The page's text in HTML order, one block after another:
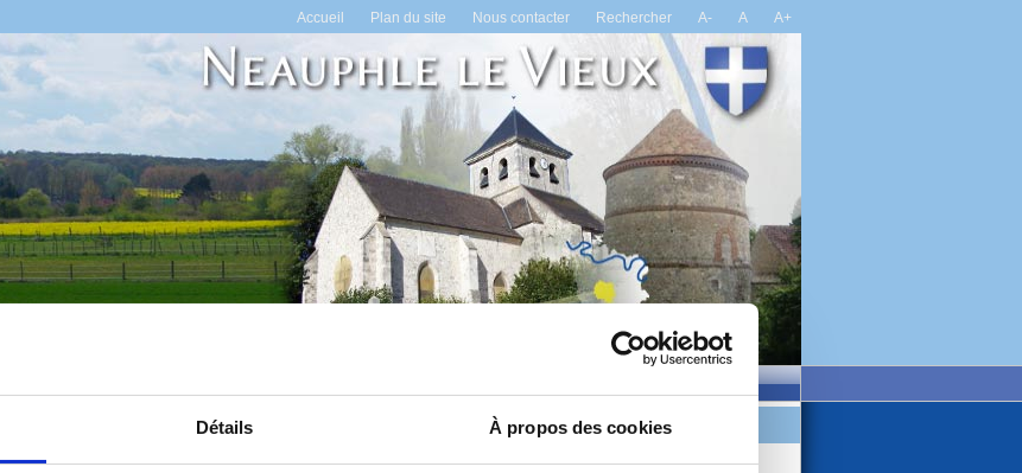
Détails À propos des cookies
Accueil Plan du site Nous contacter Rechercher A- A A+
Inscription École Marie de Cressay
Actualites
Agenda